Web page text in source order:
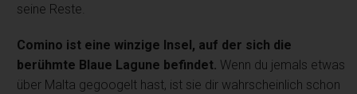
seine Reste.
Comino ist eine winzige Insel, auf der sich die
berühmte Blaue Lagune befindet. Wenn du jemals etwas
über Malta gegoogelt hast, ist sie dir wahrscheinlich schon